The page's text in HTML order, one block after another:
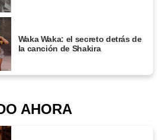
Waka Waka: el secreto detrás de
la canción de Shakira
AHORA